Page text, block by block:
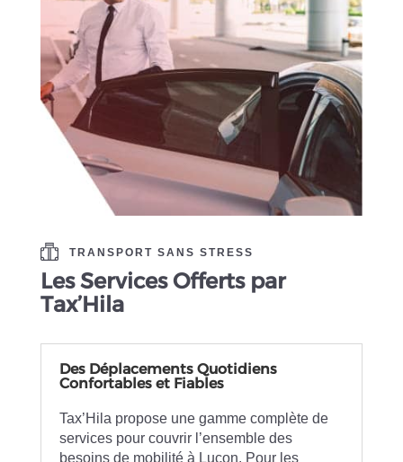
TRANSPORT SANS STRESS
Les Services Offerts par
Tax’Hila
Des Déplacements Quotidiens
Confortables et Fiables
Tax’Hila propose une gamme complète de
services pour couvrir l’ensemble des
besoins de mobilité à Luçon. Pour les